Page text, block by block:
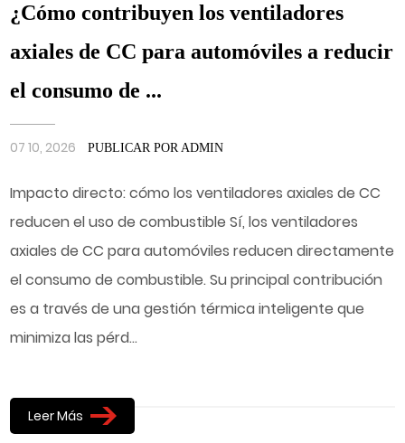
¿Cómo contribuyen los ventiladores
axiales de CC para automóviles a reducir
el consumo de ...
07 10, 2026 PUBLICAR POR ADMIN
Impacto directo: cómo los ventiladores axiales de CC
reducen el uso de combustible Sí, los ventiladores
axiales de CC para automóviles reducen directamente
el consumo de combustible. Su principal contribución
es a través de una gestión térmica inteligente que
minimiza las pérd...
Leer Más